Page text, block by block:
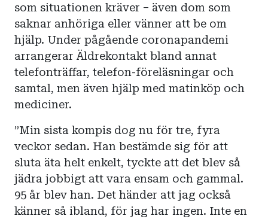
som situationen kräver – även dom som
saknar anhöriga eller vänner att be om
hjälp. Under pågående coronapandemi
arrangerar Äldrekontakt bland annat
telefonträffar, telefon-föreläsningar och
samtal, men även hjälp med matinköp och
mediciner.
”Min sista kompis dog nu för tre, fyra
veckor sedan. Han bestämde sig för att
sluta äta helt enkelt, tyckte att det blev så
jädra jobbigt att vara ensam och gammal.
95 år blev han. Det händer att jag också
känner så ibland, för jag har ingen. Inte en